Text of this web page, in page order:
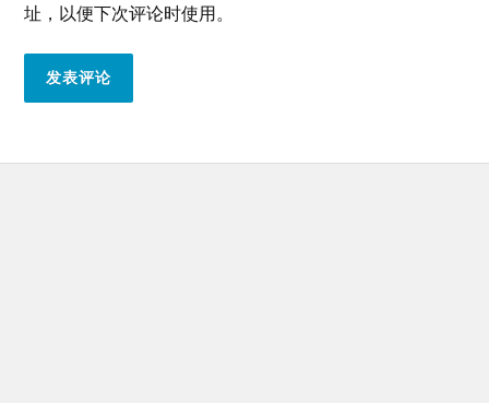
址，以便下次评论时使用。